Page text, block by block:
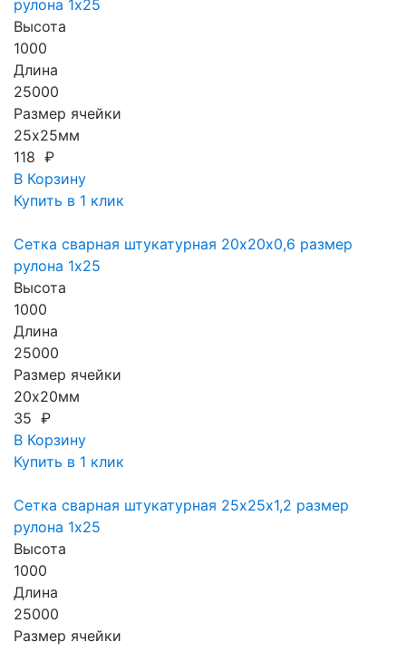
рулона 1х25
Высота
1000
Длина
25000
Размер ячейки
25х25мм
118 ₽
В Корзину
Купить в 1 клик
Сетка сварная штукатурная 20х20х0,6 размер
рулона 1х25
Высота
1000
Длина
25000
Размер ячейки
20х20мм
35 ₽
В Корзину
Купить в 1 клик
Сетка сварная штукатурная 25х25х1,2 размер
рулона 1х25
Высота
1000
Длина
25000
Размер ячейки